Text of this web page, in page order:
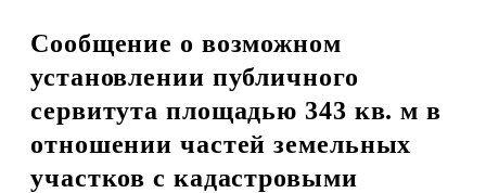
Сообщение о возможном
установлении публичного
сервитута площадью 343 кв. м в
отношении частей земельных
участков с кадастровыми